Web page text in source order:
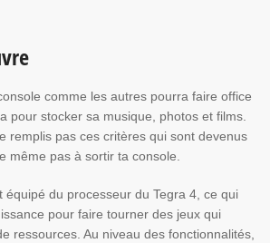
comme les autres pourra faire office
pour stocker sa musique, photos et films.
remplis pas ces critères qui sont devenus
même pas à sortir ta console.
équipé du processeur du Tegra 4, ce qui
pour faire tourner des jeux qui
ressources. Au niveau des fonctionnalités,